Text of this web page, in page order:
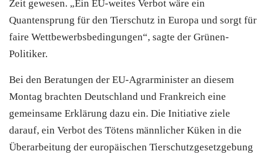
Zeit gewesen. „Ein EU-weites Verbot wäre ein
Quantensprung für den Tierschutz in Europa und sorgt für
faire Wettbewerbsbedingungen“, sagte der Grünen-
Politiker.
Bei den Beratungen der EU-Agrarminister an diesem
Montag brachten Deutschland und Frankreich eine
gemeinsame Erklärung dazu ein. Die Initiative ziele
darauf, ein Verbot des Tötens männlicher Küken in die
Überarbeitung der europäischen Tierschutzgesetzgebung